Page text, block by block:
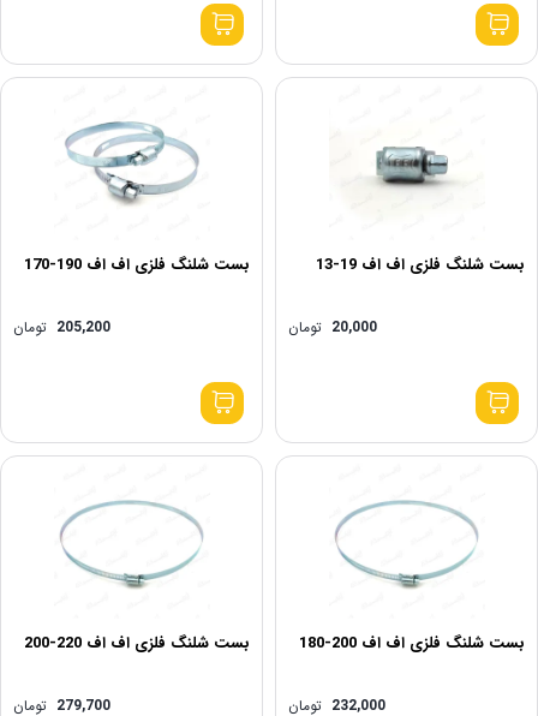
بست شلنگ فلزی اف اف 19-13
20,000 تومان
بست شلنگ فلزی اف اف 190-170
205,200 تومان
بست شلنگ فلزی اف اف 200-180
232,000 تومان
بست شلنگ فلزی اف اف 220-200
279,700 تومان